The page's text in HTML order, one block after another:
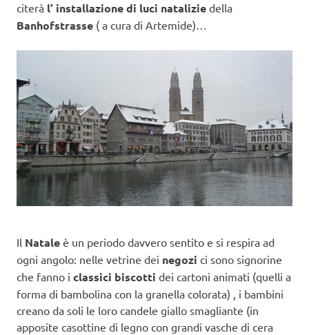
citerà l’ installazione di luci natalizie della
Banhofstrasse ( a cura di Artemide)…
Il Natale è un periodo davvero sentito e si respira ad
ogni angolo: nelle vetrine dei negozi ci sono signorine
che fanno i classici biscotti dei cartoni animati (quelli a
forma di bambolina con la granella colorata) , i bambini
creano da soli le loro candele giallo smagliante (in
apposite casottine di legno con grandi vasche di cera